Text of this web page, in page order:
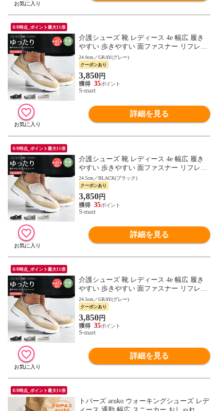
8/8時点_ポイント最大11倍
介護シューズ 靴 レディース 4e 幅広 履き
やすい 歩きやすい 面ファスナー リフレク
ター リハビリ コンフォート ウォーキング
軽い 2865
24.0cm／GRAY(グレー)
クーポンあり
3,850円
35
S-mart
詳細を見る
8/8時点_ポイント最大11倍
介護シューズ 靴 レディース 4e 幅広 履き
やすい 歩きやすい 面ファスナー リフレク
ター リハビリ コンフォート ウォーキング
軽い 2865
24.5cm／BLACK(ブラック)
クーポンあり
3,850円
35
S-mart
詳細を見る
8/8時点_ポイント最大11倍
介護シューズ 靴 レディース 4e 幅広 履き
やすい 歩きやすい 面ファスナー リフレク
ター リハビリ コンフォート ウォーキング
軽い 2865
24.5cm／GRAY(グレー)
クーポンあり
3,850円
35
S-mart
詳細を見る
8/8時点_ポイント最大11倍
トパーズ aruko ウォーキングシューズ レデ